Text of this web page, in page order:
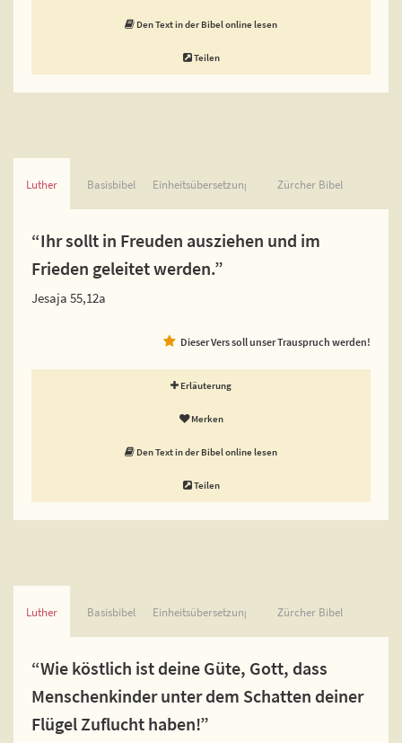
Den Text in der Bibel online lesen
Teilen
Luther Basisbibel Einheitsübersetzung Zürcher Bibel
“Ihr sollt in Freuden ausziehen und im
Frieden geleitet werden.”
Jesaja 55,12a
Dieser Vers soll unser Trauspruch werden!
Erläuterung
Merken
Den Text in der Bibel online lesen
Teilen
Luther Basisbibel Einheitsübersetzung Zürcher Bibel
“Wie köstlich ist deine Güte, Gott, dass
Menschenkinder unter dem Schatten deiner
Flügel Zuflucht haben!”